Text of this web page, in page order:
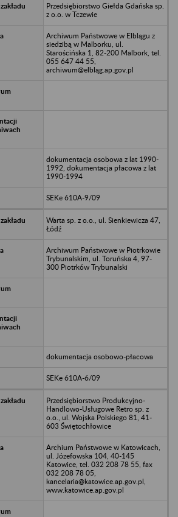
Przedsiębiorstwo Giełda Gdańska sp.
z o.o. w Tczewie
Archiwum Państwowe w Elblągu z
siedzibą w Malborku, ul.
Starościńska 1, 82-200 Malbork, tel.
055 647 44 55,
archiwum@elbląg.ap.gov.pl
dokumentacja osobowa z lat 1990-
1992, dokumentacja płacowa z lat
1990-1994
SEKe 610A-9/09
Warta sp. z o.o., ul. Sienkiewicza 47,
Łódź
Archiwum Państwowe w Piotrkowie
Trybunalskim, ul. Toruńska 4, 97-
300 Piotrków Trybunalski
dokumentacja osobowo-płacowa
SEKe 610A-6/09
Przedsiębiorstwo Produkcyjno-
Handlowo-Usługowe Retro sp. z
o.o., ul. Wojska Polskiego 81, 41-
603 Świętochłowice
Archium Państwowe w Katowicach,
ul. Józefowska 104, 40-145
Katowice, tel. 032 208 78 55, fax
032 208 78 05,
kancelaria@katowice.ap.gov.pl,
www.katowice.ap.gov.pl